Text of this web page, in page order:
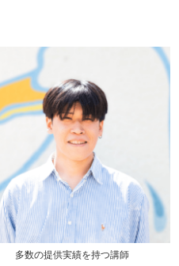
多数の提供実績を持つ講師